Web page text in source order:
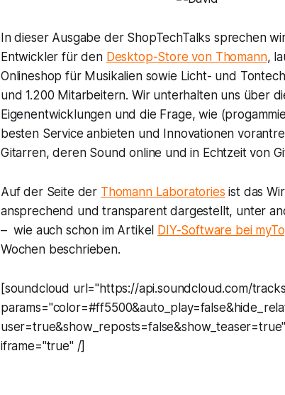
In dieser Ausgabe der ShopTechTalks sprechen
Entwickler für den Desktop-Store von Thomann,
Onlineshop für Musikalien sowie Licht- und
und 1.200 Mitarbeitern. Wir unterhalten uns über
Eigenentwicklungen und die Frage, wie
besten Service anbieten und Innovationen
Gitarren, deren Sound online und in Echtzeit von
Auf der Seite der Thomann Laboratories ist das
ansprechend und transparent dargestellt, unter
– wie auch schon im Artikel DIY-Software bei
Wochen beschrieben.
[soundcloud url="https://api.soundcloud.com/
iframe="true" /]